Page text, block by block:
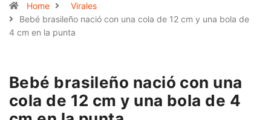
Home
Virales
Bebé brasileño nació con una cola de 12 cm y una bola de
4 cm en la punta
Bebé brasileño nació con una
cola de 12 cm y una bola de 4